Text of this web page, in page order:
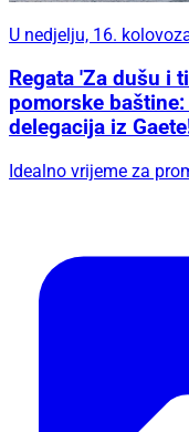
U nedjelju, 16.
Regata 'Za dušu i
pomorske
delegacija iz
Idealno vrijeme za